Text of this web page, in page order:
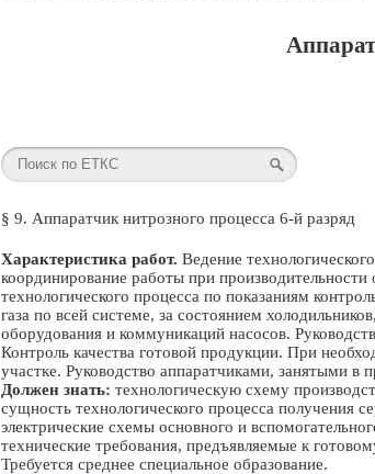
§ 9. Аппаратчик нитрозного процесса 6-й разряд
Характеристика работ. Ведение
координирование работы при
технологического процесса по показаниям
газа по всей системе, за состоянием
оборудования и коммуникаций насосов.
Контроль качества готовой продукции. При
участке. Руководство аппаратчиками, занятыми
Должен знать: технологическую схему
сущность технологического процесса получения
электрические схемы основного и
технические требования, предъявляемые к
Требуется среднее специальное образование.